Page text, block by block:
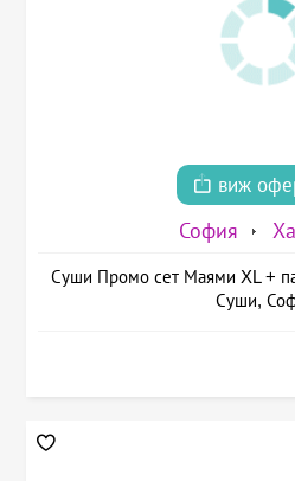
виж
София
Суши Промо сет Маями XL +
Суши,